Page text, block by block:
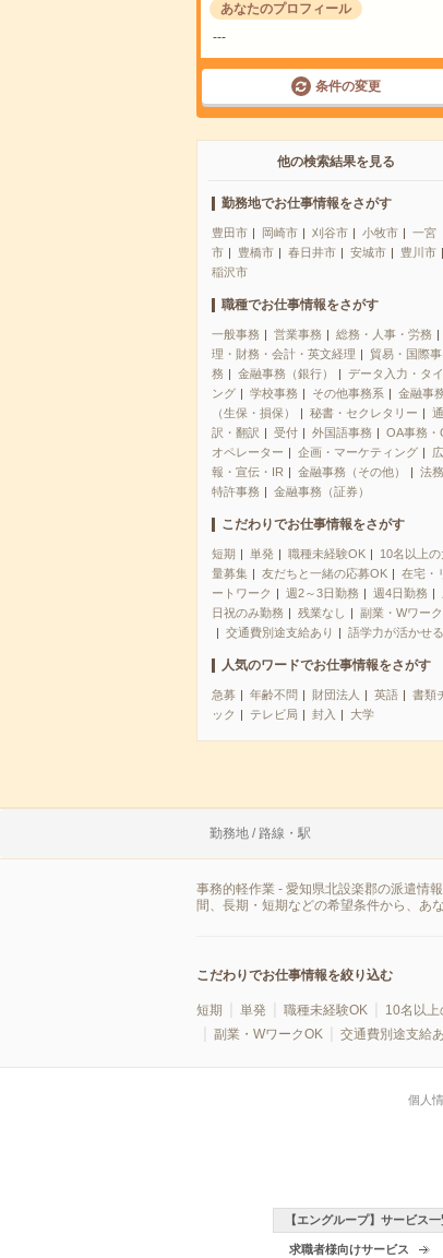
あなたのプロフィール
---
条件の変更
他の検索結果を見る
勤務地でお仕事情報をさがす
豊田市 岡崎市 刈谷市 小牧市
一宮
市
豊橋市 春日井市 安城市
豊川市
稲沢市
職種でお仕事情報をさがす
一般事務 営業事務 総務・人事・労務
理・財務・会計・英文経理
貿易・国際事
務
金融事務（銀行）
データ入力・タ
ング
学校事務 その他事務系
金融事
（生保・損保）
秘書・セクレタリー
通
訳・翻訳
受付 外国語事務
OA事務・
オペレーター
企画・マーケティング
広
報・宣伝・IR
金融事務（その他）
法務
特許事務
金融事務（証券）
こだわりでお仕事情報をさがす
短期 単発 職種未経験OK
10名以上の
量募集
友だちと一緒の応募OK
在宅・
ートワーク
週2～3日勤務 週4日勤務
日祝のみ勤務
残業なし
副業・Wワー
交通費別途支給あり
語学力が活かせる
人気のワードでお仕事情報をさがす
急募 年齢不問 財団法人 英語
書類
ック
テレビ局 封入 大学
勤務地 / 路線・駅
事務的軽作業 - 愛知県北設楽郡の派遣情
間、長期・短期などの希望条件から、あ
こだわりでお仕事情報を絞り込む
短期 単発 職種未経験OK 10名以上
副業・WワークOK
交通費別途支給
個人
【エングループ】サービス一
求職者様向けサービス